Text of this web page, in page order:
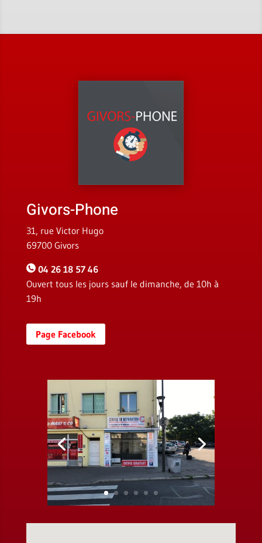
Givors-Phone
31, rue Victor Hugo
69700 Givors
04 26 18 57 46
Ouvert tous les jours sauf le dimanche, de 10h à
19h
Page Facebook